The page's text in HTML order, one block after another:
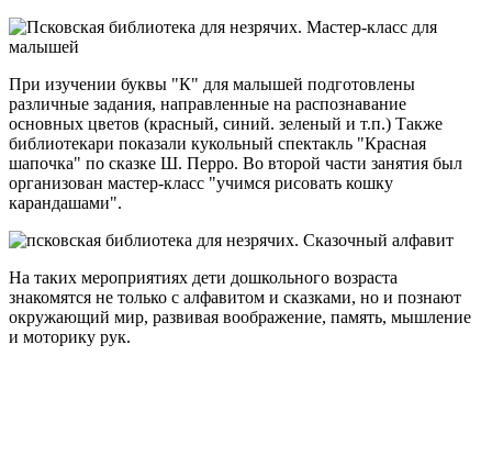
При изучении буквы "К" для малышей подготовлены
различные задания, направленные на распознавание
основных цветов (красный, синий. зеленый и т.п.) Также
библиотекари показали кукольный спектакль "Красная
шапочка" по сказке Ш. Перро. Во второй части занятия был
организован мастер-класс "учимся рисовать кошку
карандашами".
На таких мероприятиях дети дошкольного возраста
знакомятся не только с алфавитом и сказками, но и познают
окружающий мир, развивая воображение, память, мышление
и моторику рук.